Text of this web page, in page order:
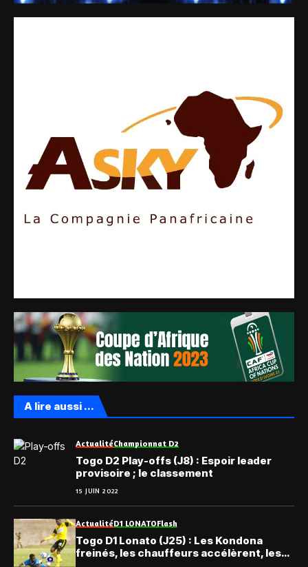
A lire aussi ...
ActualitéChampionnat D2
Togo D2 Play-offs (J8) : Espoir leader
provisoire ; le classement
15 JUIN 2022
ActualitéD1 LONATOFlash
Togo D1 Lonato (J25) : Les Kondona
freinés, les chauffeurs accélèrent, les